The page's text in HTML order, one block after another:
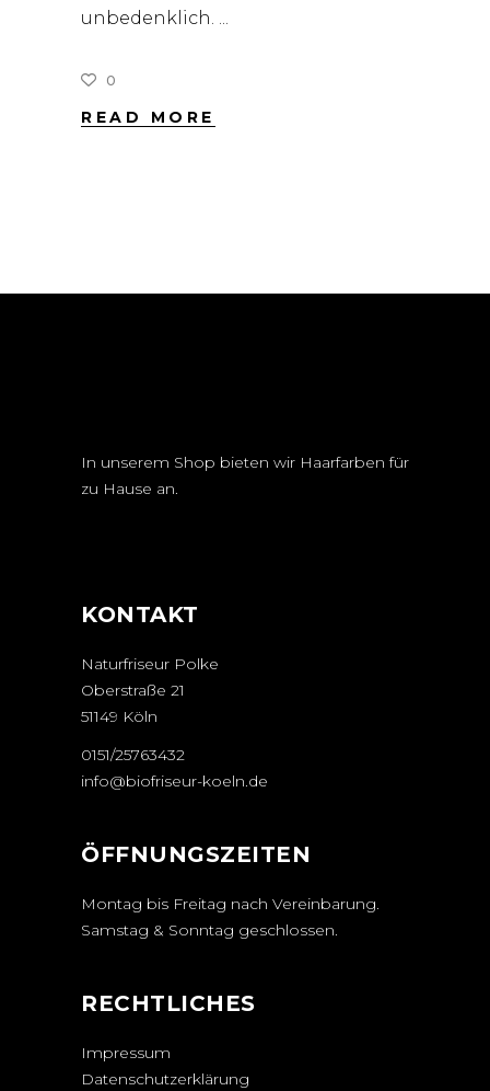
unbedenklich.
0
READ MORE
In unserem Shop bieten wir Haarfarben für
zu Hause an.
KONTAKT
Naturfriseur Polke
Oberstraße 21
51149 Köln
0151/25763432
info@biofriseur-koeln.de
ÖFFNUNGSZEITEN
Montag bis Freitag nach Vereinbarung.
Samstag & Sonntag geschlossen.
RECHTLICHES
Impressum
Datenschutzerklärung